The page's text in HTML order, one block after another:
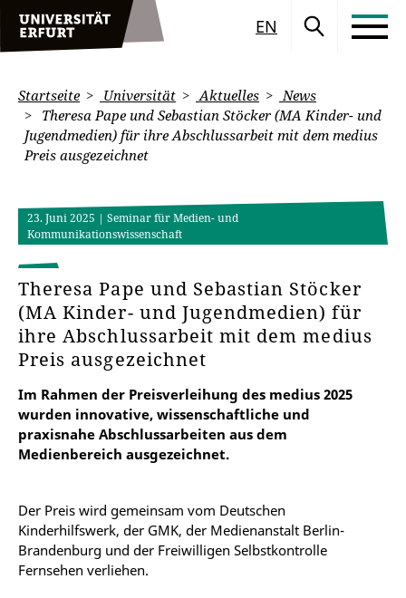
EN
Startseite Universität Aktuelles
News
Theresa Pape und Sebastian Stöcker (MA Kinder- und
Jugendmedien) für ihre Abschlussarbeit mit dem medius
Preis ausgezeichnet
23. Juni 2025 | Seminar für Medien- und
Kommunikationswissenschaft
Theresa Pape und Sebastian Stöcker
(MA Kinder- und Jugendmedien) für
ihre Abschlussarbeit mit dem medius
Preis ausgezeichnet
Im Rahmen der Preisverleihung des medius 2025
wurden innovative, wissenschaftliche und
praxisnahe Abschlussarbeiten aus dem
Medienbereich ausgezeichnet.
Der Preis wird gemeinsam vom Deutschen
Kinderhilfswerk, der GMK, der Medienanstalt Berlin-
Brandenburg und der Freiwilligen Selbstkontrolle
Fernsehen verliehen.